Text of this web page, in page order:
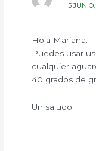
5
Hola Mariana.
Puedes usar
cualquier
40 grados de
Un saludo.